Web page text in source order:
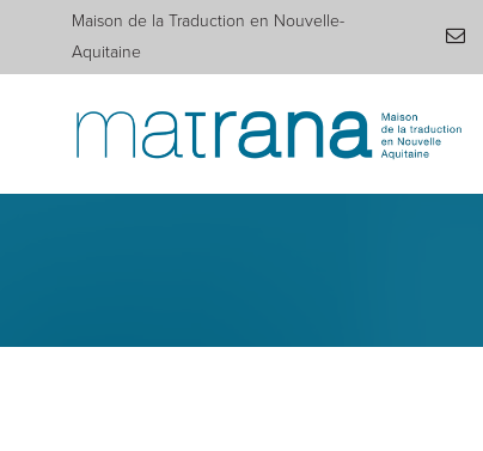
Maison de la Traduction en Nouvelle-
Aquitaine